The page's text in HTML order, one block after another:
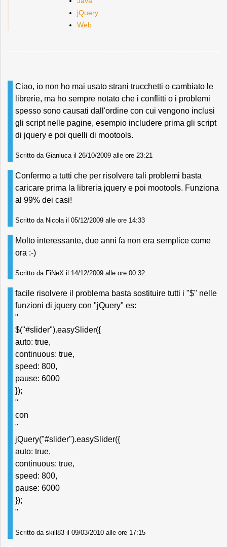
jQuery
Web
Ciao, io non ho mai usato strani trucchetti o cambiato le
librerie, ma ho sempre notato che i conflitti o i problemi
spesso sono causati dall'ordine con cui vengono inclusi
gli script nelle pagine, esempio includere prima gli script
di jquery e poi quelli di mootools.
Scritto da Gianluca il 26/10/2009 alle ore 23:21
Confermo a tutti che per risolvere tali problemi basta
caricare prima la libreria jquery e poi mootools. Funziona
al 99% dei casi!
Scritto da Nicola il 05/12/2009 alle ore 14:33
Molto interessante, due anni fa non era semplice come
ora :-)
Scritto da FiNeX il 14/12/2009 alle ore 00:32
facile risolvere il problema basta sostituire tutti i "$" nelle
funzioni di jquery con "jQuery" es:
"
$("#slider").easySlider({
auto: true,
continuous: true,
speed: 800,
pause: 6000
});
"
con
"
jQuery("#slider").easySlider({
auto: true,
continuous: true,
speed: 800,
pause: 6000
});
"
Scritto da skill83 il 09/03/2010 alle ore 17:15